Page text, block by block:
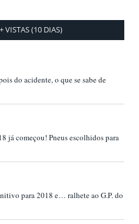
+ VISTAS (10 DIAS)
do acidente, o que se sabe de
já começou! Pneus escolhidos para
para 2018 e… ralhete ao G.P. do